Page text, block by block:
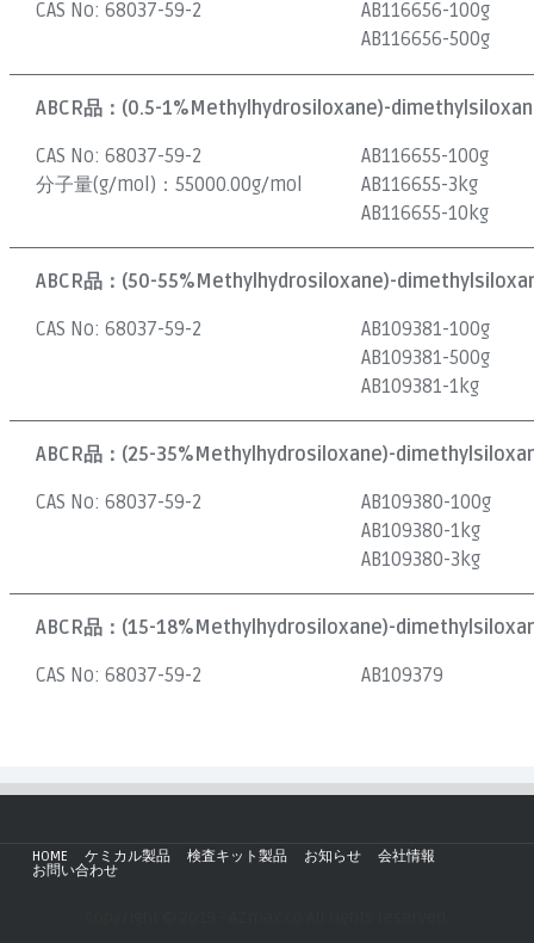
CAS No:68037-59-2
AB116656-100g
AB116656-500g
ABCR品： (0.5-1%Methylhydrosiloxane)-
CAS No:68037-59-2
分子量(g/mol)：55000.00g/mol
AB116655-100g
AB116655-3kg
AB116655-10kg
ABCR品： (50-55%Methylhydrosiloxane)-
CAS No:68037-59-2
AB109381-100g
AB109381-500g
AB109381-1kg
ABCR品： (25-35%Methylhydrosiloxane)-
CAS No:68037-59-2
AB109380-100g
AB109380-1kg
AB109380-3kg
ABCR品： (15-18%Methylhydrosiloxane)-
CAS No:68037-59-2 AB109379
HOME ケミカル製品 検査キット製品 お知らせ
会社情報
お問い合わせ